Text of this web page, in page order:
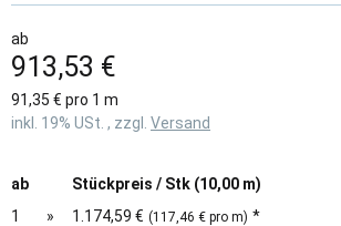
ab
913,53 €
91,35 € pro 1 m
inkl. 19% USt. , zzgl. Versand
ab
Stückpreis / Stk (10,00 m)
1
» 1.174,59 € (117,46 € pro m) *